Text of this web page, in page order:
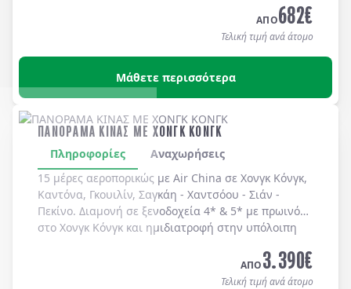
ΑΠΟ682€
Τελική τιμή ανά άτομο
Μάθετε περισσότερα
ΠΑΝΟΡΑΜΑ ΚΙΝΑΣ ΜΕ ΧΟΝΓΚ ΚΟΝΓΚ
Πληροφορίες
Αναχωρήσεις
15 μέρες αεροπορικώς με Air China σε Χονγκ Κόνγκ,
Καντόνα, Γκουιλίν, Σαγκάη - Χαντσόου - Σιάν -
Πεκίνο. Διαμονή σε ξενοδοχεία 4* & 5* με πρωινό
στο Χονγκ Κόνγκ και ημιδιατροφή στην υπόλοιπη
ΑΠΟ3.390€
Τελική τιμή ανά άτομο